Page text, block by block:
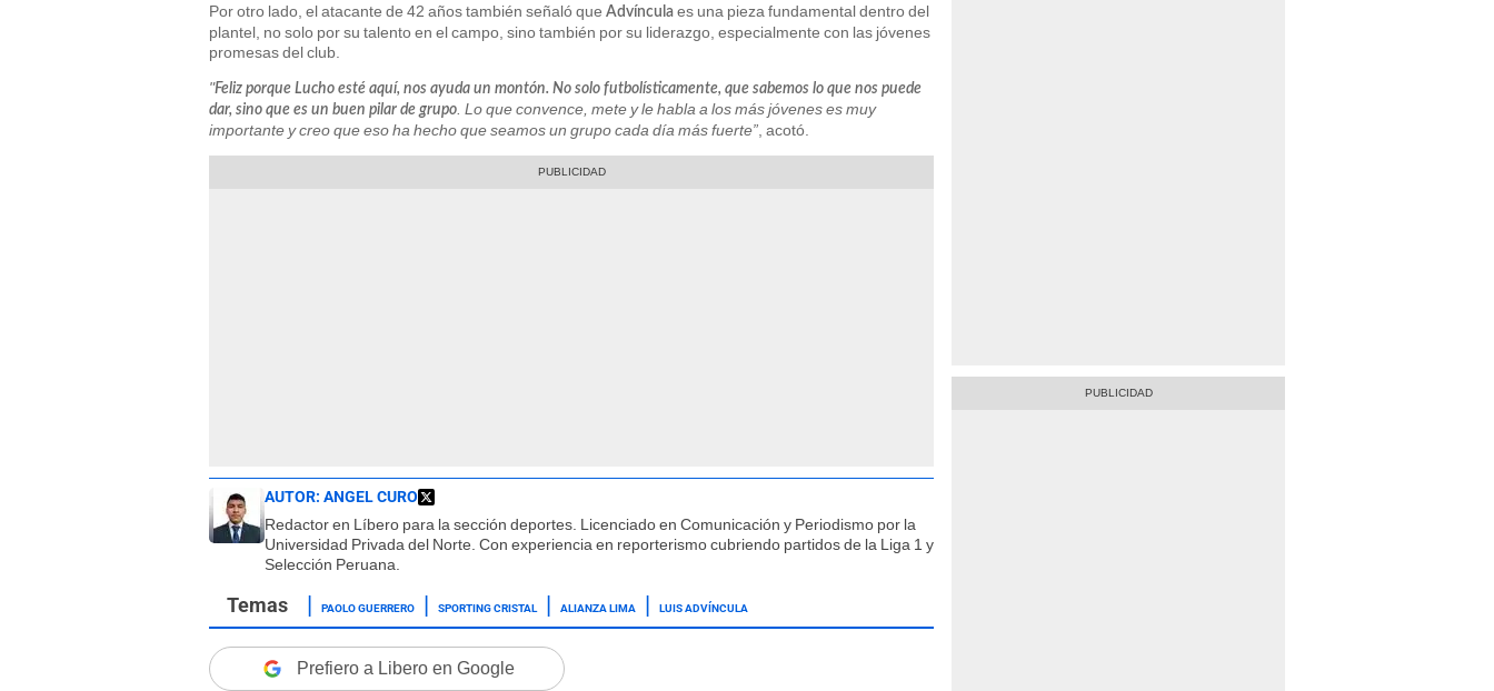
Por otro lado, el atacante de 42 años también señaló que Advíncula es una pieza fundamental dentro del
plantel, no solo por su talento en el campo, sino también por su liderazgo, especialmente con las jóvenes
promesas del club.
"Feliz porque Lucho esté aquí, nos ayuda un montón. No solo futbolísticamente, que sabemos lo que nos puede
dar, sino que es un buen pilar de grupo. Lo que convence, mete y le habla a los más jóvenes es muy
importante y creo que eso ha hecho que seamos un grupo cada día más fuerte”, acotó.
AUTOR: ANGEL CURO
Redactor en Líbero para la sección deportes. Licenciado en Comunicación y Periodismo por la
Universidad Privada del Norte. Con experiencia en reporterismo cubriendo partidos de la Liga 1 y
Selección Peruana.
PAOLO GUERRERO SPORTING CRISTAL ALIANZA LIMA LUIS ADVÍNCULA
Prefiero a Libero en Google